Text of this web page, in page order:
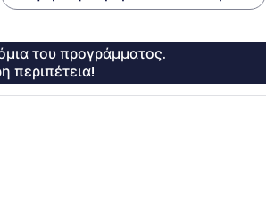
του προγράμματος.
περιπέτεια!